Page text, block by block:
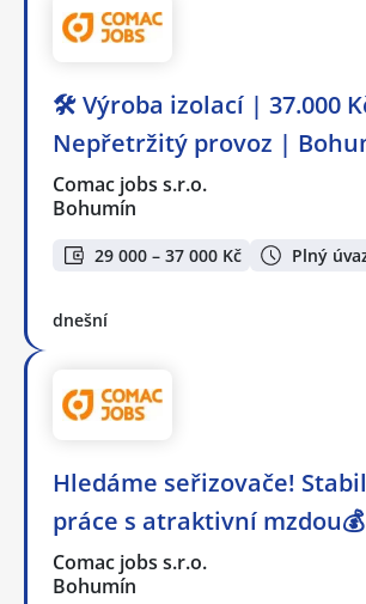
🛠️ Výroba izolací | 37.000
Nepřetržitý provoz |
Comac jobs s.r.o.
Bohumín
29 000 – 37 000 Kč Plný
dnešní
Hledáme seřizovače!
práce s atraktivní mzdou💰
Comac jobs s.r.o.
Bohumín